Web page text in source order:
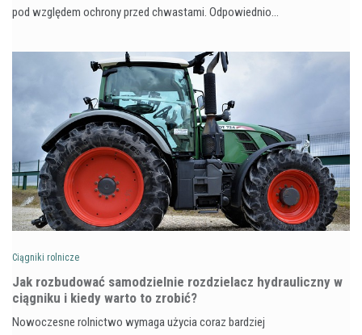
pod względem ochrony przed chwastami. Odpowiednio…
Ciągniki rolnicze
Jak rozbudować samodzielnie rozdzielacz hydrauliczny w
ciągniku i kiedy warto to zrobić?
Nowoczesne rolnictwo wymaga użycia coraz bardziej